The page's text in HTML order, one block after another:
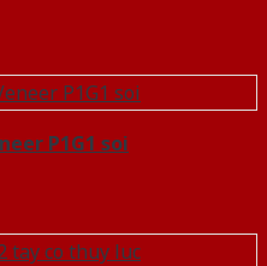
P1G1 soi